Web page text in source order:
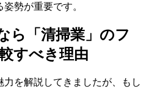
勢が重要です。
ら「清掃業」のフ
すべき理由
を解説してきましたが、もし